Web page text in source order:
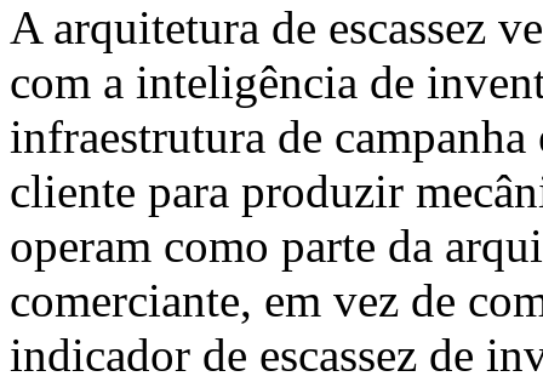
A arquitetura de escassez
com a inteligência de
infraestrutura de
cliente para produzir
operam como parte da
comerciante, em vez de
indicador de escassez de